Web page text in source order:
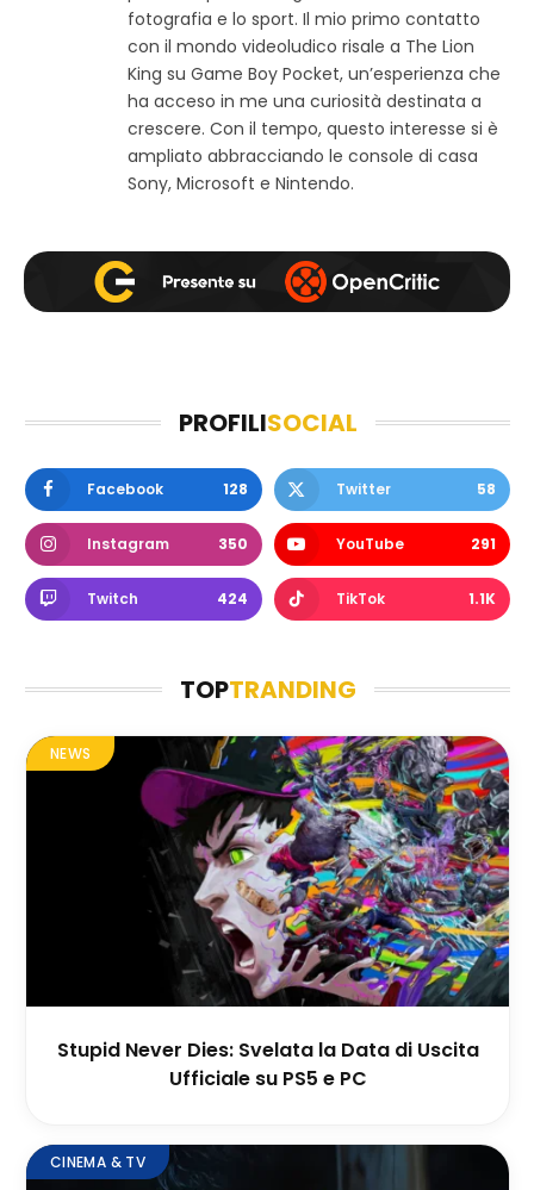
w
b
a
m
fotografia e lo sport. Il mio primo contatto
con il mondo videoludico risale a The Lion
King su Game Boy Pocket, un’esperienza che
ha acceso in me una curiosità destinata a
crescere. Con il tempo, questo interesse si è
ampliato abbracciando le console di casa
Sony, Microsoft e Nintendo.
PROFILISOCIAL
Facebook 128 Twitter 58
Instagram 350 YouTube 291
Twitch 424 TikTok 1.1K
TOPTRANDING
NEWS
Stupid Never Dies: Svelata la Data di Uscita
Ufficiale su PS5 e PC
CINEMA & TV